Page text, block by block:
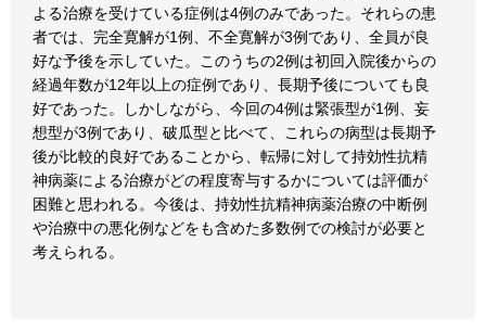
よる治療を受けている症例は4例のみであった。それらの患
者では、完全寛解が1例、不全寛解が3例であり、全員が良
好な予後を示していた。このうちの2例は初回入院後からの
経過年数が12年以上の症例であり、長期予後についても良
好であった。しかしながら、今回の4例は緊張型が1例、妄
想型が3例であり、破瓜型と比べて、これらの病型は長期予
後が比較的良好であることから、転帰に対して持効性抗精
神病薬による治療がどの程度寄与するかについては評価が
困難と思われる。今後は、持効性抗精神病薬治療の中断例
や治療中の悪化例などをも含めた多数例での検討が必要と
考えられる。